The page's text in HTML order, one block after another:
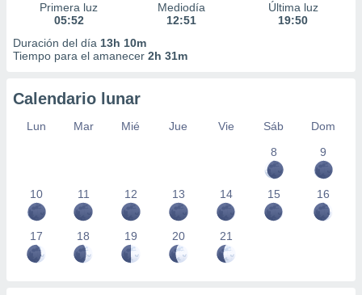
Primera luz
05:52
Mediodía
12:51
Última luz
19:50
Duración del día 13h 10m
Tiempo para el amanecer 2h 31m
Calendario lunar
Lun Mar Mié Jue Vie Sáb
Dom
8
9
10 11 12 13 14 15 16
17 18 19 20 21